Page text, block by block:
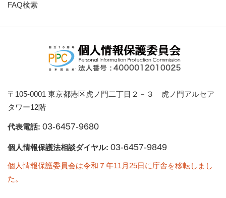
FAQ検索
〒105-0001 東京都港区虎ノ門二丁目２－３ 虎ノ門アルセア
タワー12階
代表電話: 03-6457-9680
個人情報保護法相談ダイヤル: 03-6457-9849
個人情報保護委員会は令和７年11月25日に庁舎を移転しまし
た。